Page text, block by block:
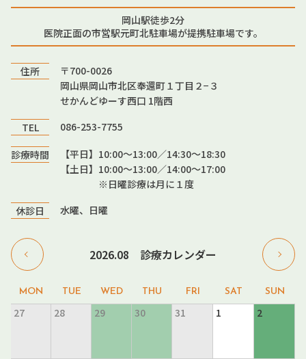
岡山駅徒歩2分
医院正面の市営駅元町北駐車場が提携駐車場です。
住所
〒700-0026
岡山県岡山市北区奉還町１丁目２−３
せかんどゆーす西口 1階西
TEL
086-253-7755
診療時間
【平日】10:00〜13:00／14:30〜18:30
【土日】10:00〜13:00／14:00〜17:00
※日曜診療は月に１度
休診日
水曜、日曜
2026.08 診療カレンダー
27 28 29 30 31 1 2